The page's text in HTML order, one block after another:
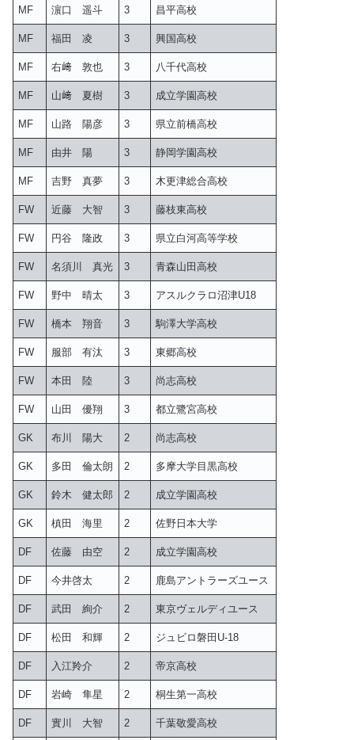
MF 濵口 遥斗 3 昌平高校
MF 福田 凌 3 興国高校
MF 右﨑 敦也 3 八千代高校
MF 山﨑 夏樹 3 成立学園高校
MF 山路 陽彦 3 県立前橋高校
MF 由井 陽 3 静岡学園高校
MF 吉野 真夢 3 木更津総合高校
FW 近藤 大智 3 藤枝東高校
FW 円谷 隆政 3 県立白河高等学校
FW 名須川 真光 3 青森山田高校
FW 野中 晴太 3 アスルクラロ沼津U18
FW 橋本 翔音 3 駒澤大学高校
FW 服部 有汰 3 東郷高校
FW 本田 陸 3 尚志高校
FW 山田 優翔 3 都立鷺宮高校
GK 布川 陽大 2 尚志高校
GK 多田 倫太朗 2 多摩大学目黒高校
GK 鈴木 健太郎 2 成立学園高校
GK 槙田 海里 2 佐野日本大学
DF 佐藤 由空 2 成立学園高校
DF 今井啓太 2 鹿島アントラーズユース
DF 武田 絢介 2 東京ヴェルディユース
DF 松田 和輝 2 ジュビロ磐田U-18
DF 入江羚介 2 帝京高校
DF 岩崎 隼星 2 桐生第一高校
DF 實川 大智 2 千葉敬愛高校